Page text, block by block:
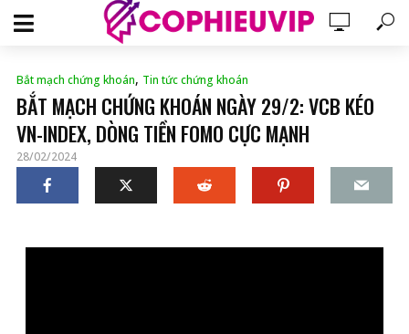
Bắt mạch chứng khoán, Tin tức chứng khoán
BẮT MẠCH CHỨNG KHOÁN NGÀY 29/2: VCB KÉO
VN-INDEX, DÒNG TIỀN FOMO CỰC MẠNH
28/02/2024